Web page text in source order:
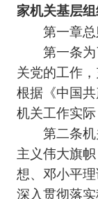
家机关基层
第一章总
第一条为
关党的工作
根据《中国
机关工作实际
第二条机
主义伟大旗
想、邓小平理
深入贯彻落